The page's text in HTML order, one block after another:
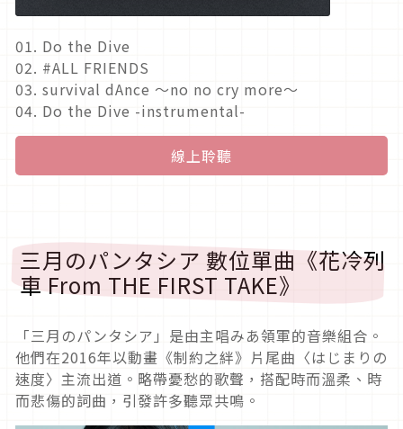
01. Do the Dive
02. #ALL FRIENDS
03. survival dAnce ～no no cry more～
04. Do the Dive -instrumental-
線上聆聽
三月のパンタシア 數位單曲《花冷列
車 From THE FIRST TAKE》
「三月のパンタシア」是由主唱みあ領軍的音樂組合。
他們在2016年以動畫《制約之絆》片尾曲〈はじまりの
速度〉主流出道。略帶憂愁的歌聲，搭配時而溫柔、時
而悲傷的詞曲，引發許多聽眾共鳴。